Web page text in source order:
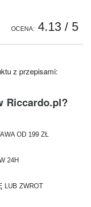
OCENA: 4.13 / 5
z przepisami:
Riccardo.pl?
OD 199 ZŁ
24H
LUB ZWROT